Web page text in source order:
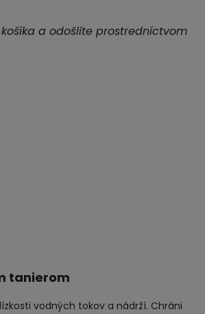
a odošlite prostredníctvom
tanierom
vodných tokov a nádrží. Chráni